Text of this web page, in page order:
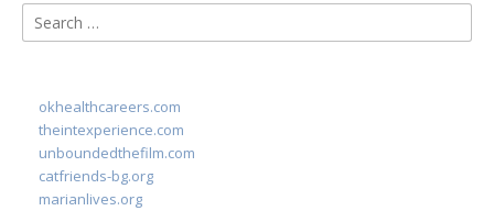
Search
for:
okhealthcareers.com
theintexperience.com
unboundedthefilm.com
catfriends-bg.org
marianlives.org